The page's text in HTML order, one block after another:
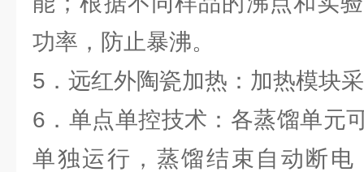
功率，防止暴沸。
5．远红外陶瓷加热：加热模块
6．单点单控技术：各蒸馏单元
单独运行，蒸馏结束自动断电